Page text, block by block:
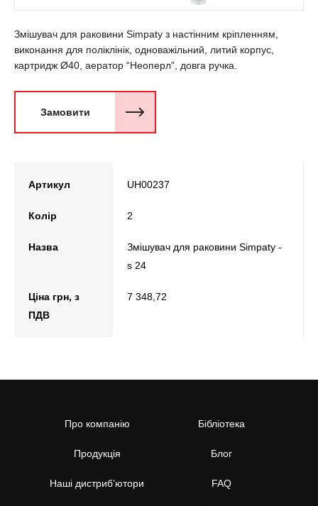
Змішувач для раковини Simpaty з настінним кріпленням,
виконання для поліклінік, одноважільний, литий корпус,
картридж Ø40, аератор “Неоперл”, довга ручка.
Замовити
Артикул UH00237
Колір 2
Назва
Змішувач для раковини Simpaty -
s 24
Ціна грн, з
ПДВ
7 348,72
Про компанію
Продукція
Наші дистриб’ютори
Бібліотека
Блог
FAQ